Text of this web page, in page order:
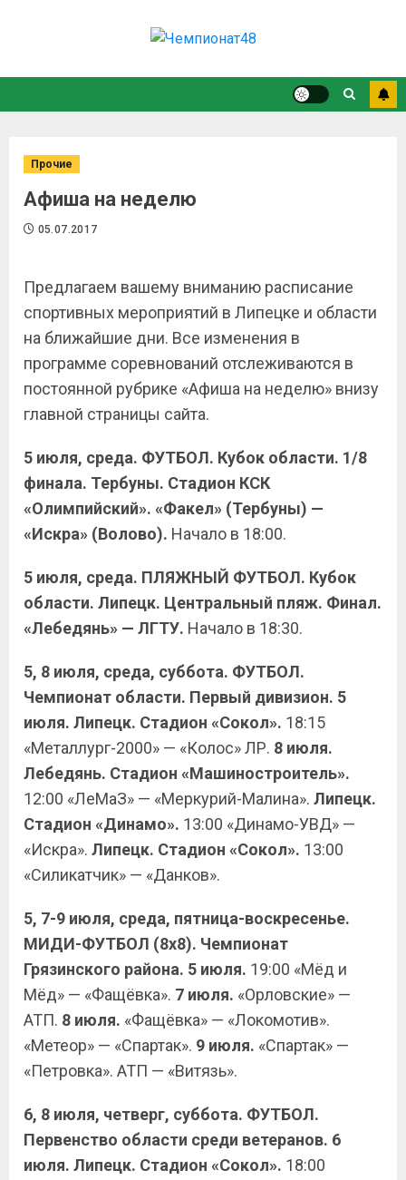
Прочие
Афиша на неделю
05.07.2017
Предлагаем вашему вниманию расписание
спортивных мероприятий в Липецке и области
на ближайшие дни. Все изменения в
программе соревнований отслеживаются в
постоянной рубрике «Афиша на неделю» внизу
главной страницы сайта.
5 июля, среда. ФУТБОЛ. Кубок области. 1/8
финала. Тербуны. Стадион КСК
«Олимпийский». «Факел» (Тербуны) —
«Искра» (Волово). Начало в 18:00.
5 июля, среда. ПЛЯЖНЫЙ ФУТБОЛ. Кубок
области. Липецк. Центральный пляж. Финал.
«Лебедянь» — ЛГТУ. Начало в 18:30.
5, 8 июля, среда, суббота. ФУТБОЛ.
Чемпионат области. Первый дивизион. 5
июля. Липецк. Стадион «Сокол». 18:15
«Металлург-2000» — «Колос» ЛР. 8 июля.
Лебедянь. Стадион «Машиностроитель».
12:00 «ЛеМаЗ» — «Меркурий-Малина». Липецк.
Стадион «Динамо». 13:00 «Динамо-УВД» —
«Искра». Липецк. Стадион «Сокол». 13:00
«Силикатчик» — «Данков».
5, 7-9 июля, среда, пятница-воскресенье.
МИДИ-ФУТБОЛ (8х8). Чемпионат
Грязинского района. 5 июля. 19:00 «Мёд и
Мёд» — «Фащёвка». 7 июля. «Орловские» —
АТП. 8 июля. «Фащёвка» — «Локомотив».
«Метеор» — «Спартак». 9 июля. «Спартак» —
«Петровка». АТП — «Витязь».
6, 8 июля, четверг, суббота. ФУТБОЛ.
Первенство области среди ветеранов. 6
июля. Липецк. Стадион «Сокол». 18:00